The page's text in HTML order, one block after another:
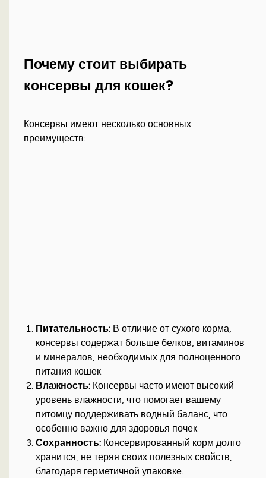
Почему стоит выбирать
консервы для кошек?
Консервы имеют несколько основных
преимуществ:
Питательность: В отличие от сухого корма,
консервы содержат больше белков, витаминов
и минералов, необходимых для полноценного
питания кошек.
Влажность: Консервы часто имеют высокий
уровень влажности, что помогает вашему
питомцу поддерживать водный баланс, что
особенно важно для здоровья почек.
Сохранность: Консервированный корм долго
хранится, не теряя своих полезных свойств,
благодаря герметичной упаковке.